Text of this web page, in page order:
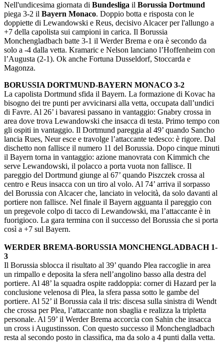
Nell'undicesima giornata di Bundesliga il Borussia Dortmund
piega 3-2 il Bayern Monaco. Doppio botta e risposta con le
doppiette di Lewandowski e Reus, decisivo Alcacer per l'allungo a
+7 della capolista sui campioni in carica. Il Borussia
Monchengladbach batte 3-1 il Werder Brema e ora è secondo da
solo a -4 dalla vetta. Kramaric e Nelson lanciano l’Hoffenheim con
l’Augusta (2-1). Ok anche Fortuna Dusseldorf, Stoccarda e
Magonza.
BORUSSIA DORTMUND-BAYERN MONACO 3-2
La capolista Dortmund sfida il Bayern. La formazione di Kovac ha
bisogno dei tre punti per avvicinarsi alla vetta, occupata dall’undici
di Favre. Al 26’ i bavaresi passano in vantaggio: Gnabry crossa in
area dove trova Lewandowski che insacca di testa. Primo tempo con
gli ospiti in vantaggio. Il Dortmund pareggia al 49’ quando Sancho
lancia Rues, Neur esce e travolge l’attaccante tedesco: è rigore. Dal
dischetto non fallisce il numero 11 del Borussia. Dopo cinque minuti
il Bayern torna in vantaggio: azione manovrata con Kimmich che
serve Lewandowski, il polacco a porta vuota non fallisce. Il
pareggio del Dortmund giunge al 67’ quando Piszczek crossa al
centro e Reus insacca con un tiro al volo. Al 74’ arriva il sorpasso
del Borussia con Alcacer che, lanciato in velocità, da solo davanti al
portiere non fallisce. Nel finale il Bayern agguanta il pareggio con
un pregevole colpo di tacco di Lewandowski, ma l’attaccante è in
fuorigioco. La gara termina con il successo del Borussia che si porta
così a +7 sul Bayern.
WERDER BREMA-BORUSSIA MONCHENGLADBACH 1-
3
Il Borussia sblocca il risultato al 39’ quando Plea raccoglie in area
un rimpallo e deposita la sfera nell’angolino basso alla destra del
portiere. Al 48’ la squadra ospite raddoppia: corner di Hazard per la
conclusione velenosa di Plea, la sfera passa sotto le gambe del
portiere. Al 52’ il Borussia cala il tris: discesa sulla sinistra di Wendt
che crossa per Plea, l’attaccante non sbaglia e realizza la tripletta
personale. Al 59’ il Werder Brema accorcia con Sahin che insacca
un cross i Augustinsson. Con questo successo il Monchengladbach
resta al secondo posto in classifica, ma da solo a 4 punti dalla vetta.